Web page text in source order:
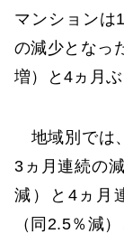
マンションは
の減少となっ
増）と4ヵ月ぶ
地域別では
3ヵ月連続の
減）と4ヵ月
（同2.5％減